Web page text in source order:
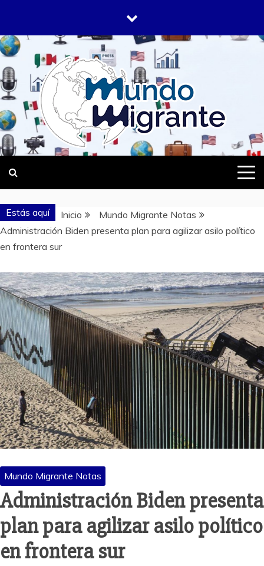
contenido
MUNDO
MIGRANTE
DONDE TODOS SOMOS MIGRANTES
Estás aquí Inicio
Mundo Migrante Notas
Administración Biden presenta plan para agilizar asilo político
en frontera sur
Mundo Migrante Notas
Administración Biden presenta
plan para agilizar asilo político
en frontera sur